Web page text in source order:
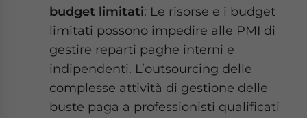
budget limitati: Le risorse e i budget
limitati possono impedire alle PMI di
gestire reparti paghe interni e
indipendenti. L’outsourcing delle
complesse attività di gestione delle
buste paga a professionisti qualificati